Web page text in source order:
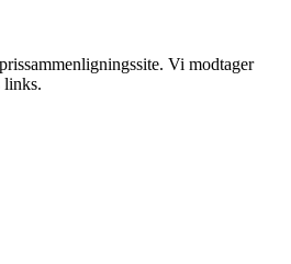
Vi modtager
links.